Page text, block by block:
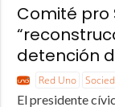
Comité pro
detención
Red Uno
El presidente